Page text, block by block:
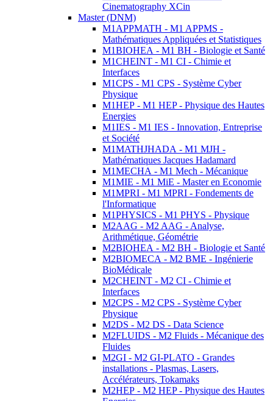
Cinematography XCin
Master (DNM)
M1APPMATH - M1 APPMS -
Mathématiques Appliquées et Statistiques
M1BIOHEA - M1 BH - Biologie et Santé
M1CHEINT - M1 CI - Chimie et
Interfaces
M1CPS - M1 CPS - Système Cyber
Physique
M1HEP - M1 HEP - Physique des Hautes
Energies
M1IES - M1 IES - Innovation, Entreprise
et Société
M1MATHJHADA - M1 MJH -
Mathématiques Jacques Hadamard
M1MECHA - M1 Mech - Mécanique
M1MIE - M1 MiE - Master en Economie
M1MPRI - M1 MPRI - Fondements de
l'Informatique
M1PHYSICS - M1 PHYS - Physique
M2AAG - M2 AAG - Analyse,
Arithmétique, Géométrie
M2BIOHEA - M2 BH - Biologie et Santé
M2BIOMECA - M2 BME - Ingénierie
BioMédicale
M2CHEINT - M2 CI - Chimie et
Interfaces
M2CPS - M2 CPS - Système Cyber
Physique
M2DS - M2 DS - Data Science
M2FLUIDS - M2 Fluids - Mécanique des
Fluides
M2GI - M2 GI-PLATO - Grandes
installations - Plasmas, Lasers,
Accélérateurs, Tokamaks
M2HEP - M2 HEP - Physique des Hautes